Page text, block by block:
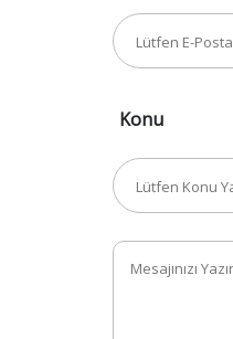
Konu